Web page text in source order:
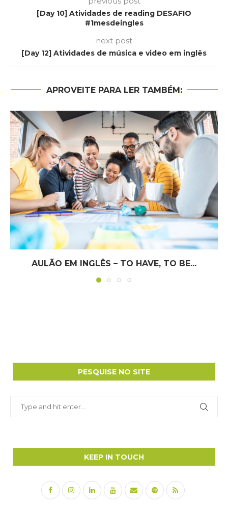
[Day 10] Atividades de reading DESAFIO
#1mesdeingles
next post
[Day 12] Atividades de música e video em inglês
APROVEITE PARA LER TAMBÉM:
AULÃO EM INGLÊS – TO HAVE, TO BE...
PESQUISE NO SITE
KEEP IN TOUCH